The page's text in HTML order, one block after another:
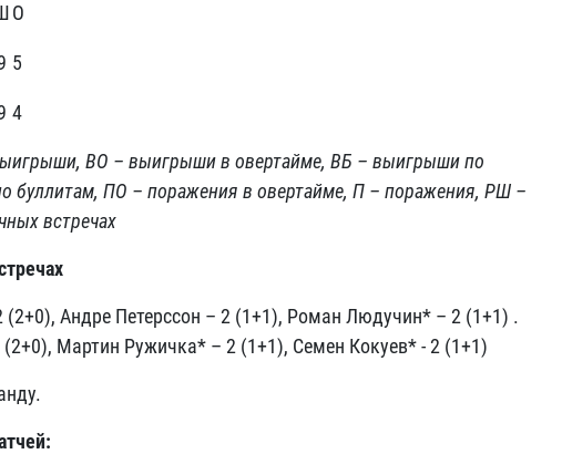
О
5
4
ВО – выигрыши в овертайме, ВБ – выигрыши по
буллитам, ПО – поражения в овертайме, П – поражения, РШ –
встречах
(2+0), Андре Петерссон – 2 (1+1), Роман Людучин* – 2 (1+1) .
Мартин Ружичка* – 2 (1+1), Семен Кокуев* - 2 (1+1)